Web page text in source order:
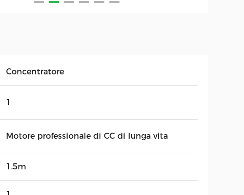
Concentratore
1
Motore professionale di CC di lunga vita
1.5m